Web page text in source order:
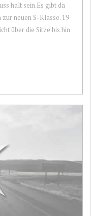
halt sein.Es gibt da
neuen S-Klasse. 19
über die Sitze bis hin